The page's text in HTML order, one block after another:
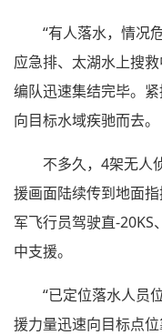
“有人落水，情况
应急排、太湖水上搜
编队迅速集结完毕。
向目标水域疾驰而去。
不多久，4架无人
援画面陆续传到地面
军飞行员驾驶直-
中支援。
“已定位落水人员
援力量迅速向目标点